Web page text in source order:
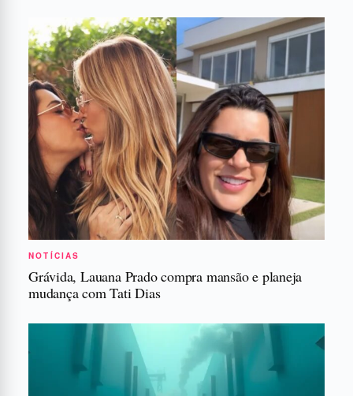
NOTÍCIAS
Grávida, Lauana Prado compra mansão e planeja
mudança com Tati Dias